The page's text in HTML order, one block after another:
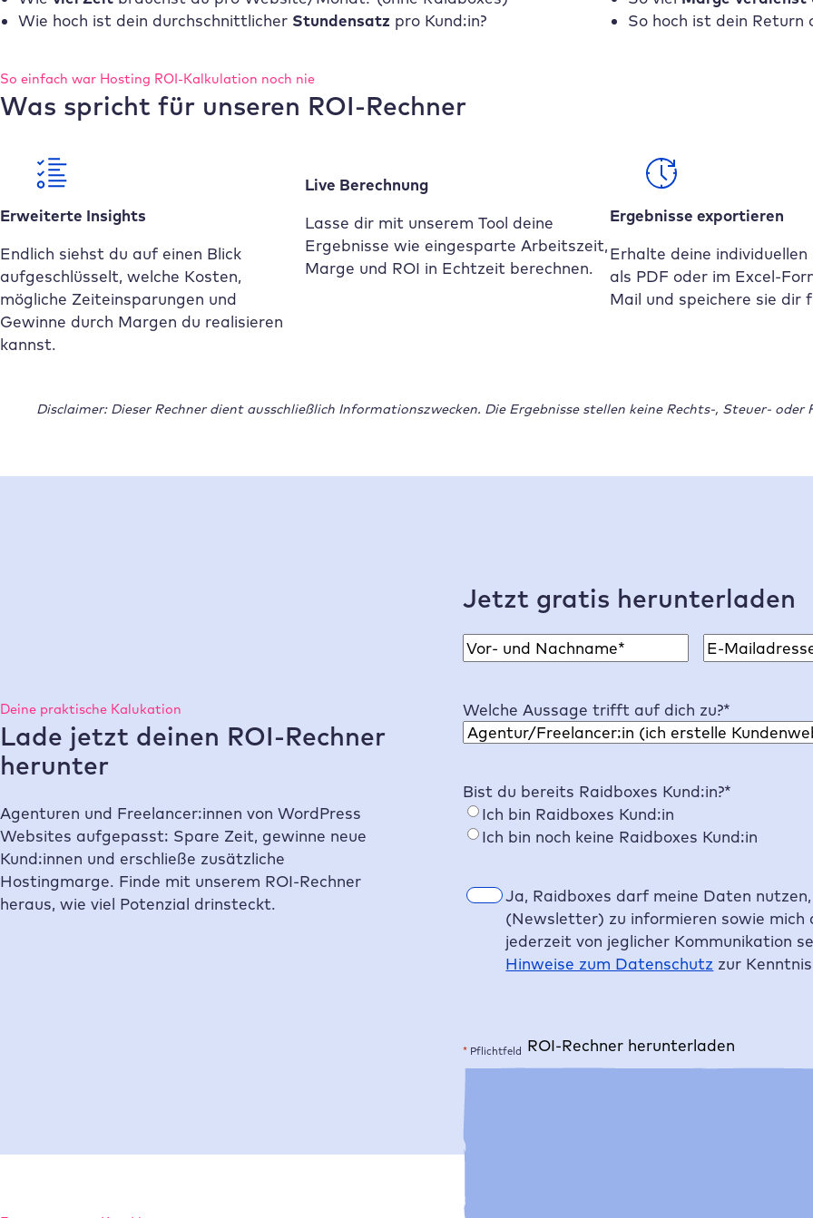
Wie hoch ist dein durchschnittlicher Stundensatz pro Kund:in?
So hoch ist dein Return
So einfach war Hosting ROI-Kalkulation noch nie
Was spricht für unseren ROI-Rechner
Erweiterte Insights
Endlich siehst du auf einen Blick
aufgeschlüsselt, welche Kosten,
mögliche Zeiteinsparungen und
Gewinne durch Margen du realisieren
kannst.
Live Berechnung
Lasse dir mit unserem Tool deine
Ergebnisse wie eingesparte Arbeitszeit,
Marge und ROI in Echtzeit berechnen.
Ergebnisse exportieren
Erhalte deine individuellen
als PDF oder im Excel-
Mail und speichere sie dir
Disclaimer: Dieser Rechner dient ausschließlich Informationszwecken. Die Ergebnisse stellen keine Rechts-, Steuer-
Deine praktische Kalukation
Lade jetzt deinen ROI-Rechner
herunter
Agenturen und Freelancer:innen von WordPress
Websites aufgepasst: Spare Zeit, gewinne neue
Kund:innen und erschließe zusätzliche
Hostingmarge. Finde mit unserem ROI-Rechner
heraus, wie viel Potenzial drinsteckt.
Jetzt gratis herunterladen
N
a
e
*
r
n
m
e
E
-
a
i
d
e
s
e
*
Welche Aussage trifft auf dich zu?*
Bist du bereits Raidboxes Kund:in?*
Ich bin Raidboxes Kund:in
Ich bin noch keine Raidboxes Kund:in
E
i
n
g
Ja, Raidboxes darf meine Daten
(Newsletter) zu informieren sowie mich
jederzeit von jeglicher Kommunikation
Hinweise zum Datenschutz zur
* Pflichtfeld ROI-Rechner herunterladen
e
n